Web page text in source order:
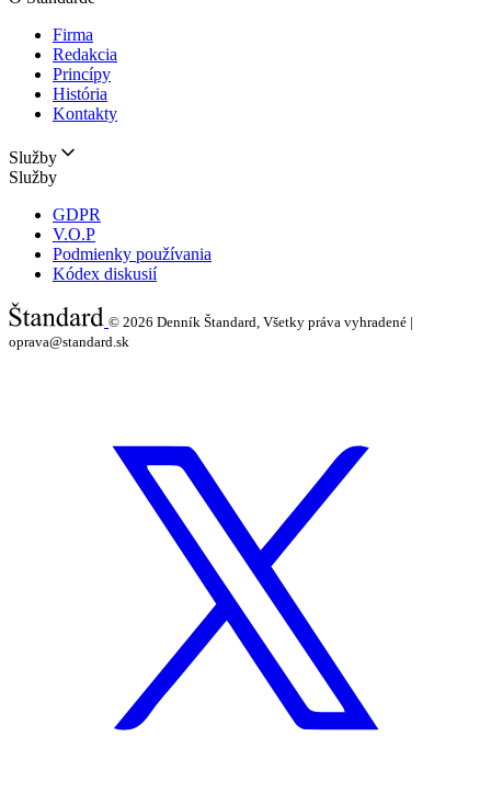
Firma
Redakcia
Princípy
História
Kontakty
Služby
Služby
GDPR
V.O.P
Podmienky používania
Kódex diskusií
© 2026 Denník Štandard, Všetky práva vyhradené |
oprava@standard.sk